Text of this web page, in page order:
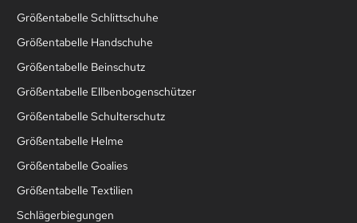
Größentabelle Schlittschuhe
Größentabelle Handschuhe
Größentabelle Beinschutz
Größentabelle Ellbenbogenschützer
Größentabelle Schulterschutz
Größentabelle Helme
Größentabelle Goalies
Größentabelle Textilien
Schlägerbiegungen